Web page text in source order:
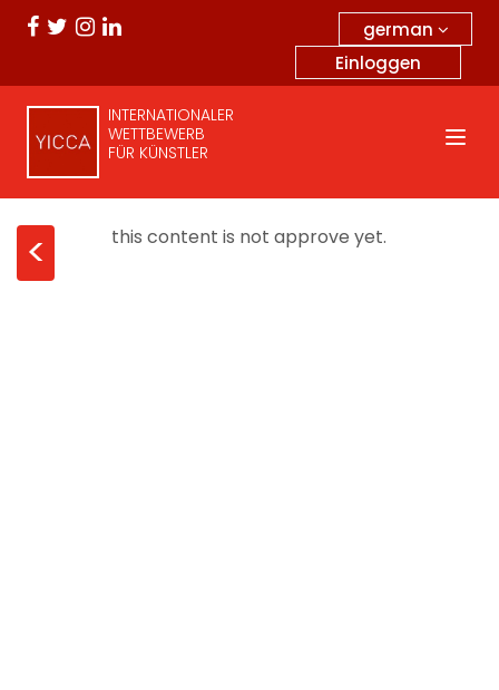
german
Einloggen
INTERNATIONALER
WETTBEWERB
FÜR KÜNSTLER
< this content is not approve yet.